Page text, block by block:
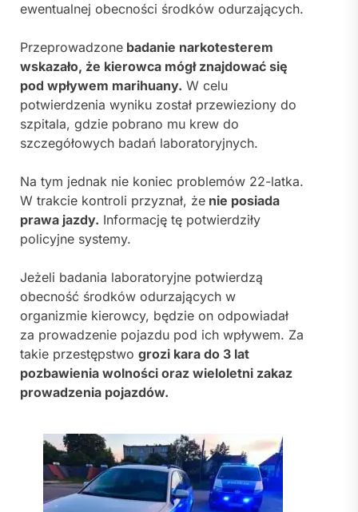
ewentualnej obecności środków odurzających.
Przeprowadzone badanie narkotesterem
wskazało, że kierowca mógł znajdować się
pod wpływem marihuany. W celu
potwierdzenia wyniku został przewieziony do
szpitala, gdzie pobrano mu krew do
szczegółowych badań laboratoryjnych.
Na tym jednak nie koniec problemów 22-latka.
W trakcie kontroli przyznał, że nie posiada
prawa jazdy. Informację tę potwierdziły
policyjne systemy.
Jeżeli badania laboratoryjne potwierdzą
obecność środków odurzających w
organizmie kierowcy, będzie on odpowiadał
za prowadzenie pojazdu pod ich wpływem. Za
takie przestępstwo grozi kara do 3 lat
pozbawienia wolności oraz wieloletni zakaz
prowadzenia pojazdów.